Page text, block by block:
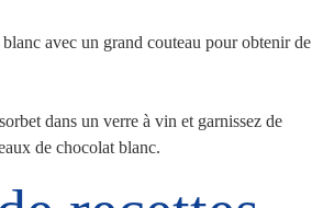
avec un grand couteau pour obtenir de
dans un verre à vin et garnissez de
de chocolat blanc.